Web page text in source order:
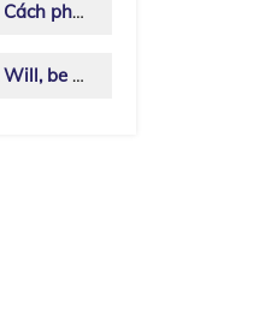
Lesson 4 (SGK): Cách phát âm /pr, pl, gr, gl/
Lesson 1 (SGK): Will, be going to và passive